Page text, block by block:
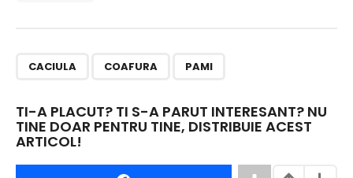
CACIULA COAFURA PAMI
TI-A PLACUT? TI S-A PARUT INTERESANT? NU
TINE DOAR PENTRU TINE, DISTRIBUIE ACEST
ARTICOL!